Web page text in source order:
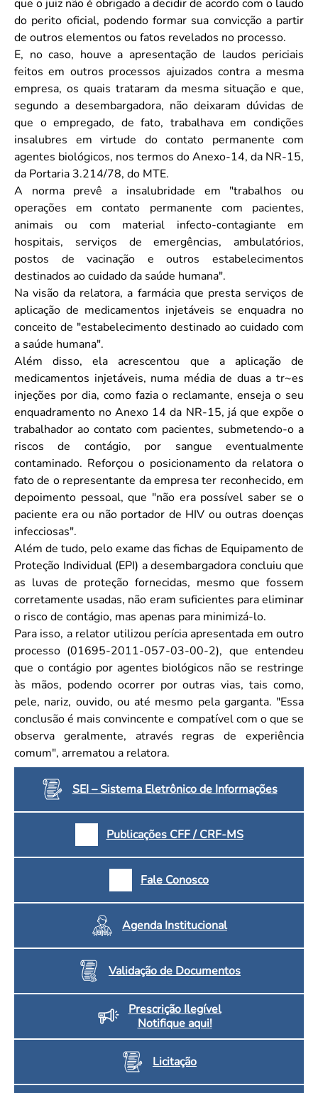
que o juiz não é obrigado a decidir de acordo com o laudo
do perito oficial, podendo formar sua convicção a partir
de outros elementos ou fatos revelados no processo.
E, no caso, houve a apresentação de laudos periciais
feitos em outros processos ajuizados contra a mesma
empresa, os quais trataram da mesma situação e que,
segundo a desembargadora, não deixaram dúvidas de
que o empregado, de fato, trabalhava em condições
insalubres em virtude do contato permanente com
agentes biológicos, nos termos do Anexo-14, da NR-15,
da Portaria 3.214/78, do MTE.
A norma prevê a insalubridade em "trabalhos ou
operações em contato permanente com pacientes,
animais ou com material infecto-contagiante em
hospitais, serviços de emergências, ambulatórios,
postos de vacinação e outros estabelecimentos
destinados ao cuidado da saúde humana".
Na visão da relatora, a farmácia que presta serviços de
aplicação de medicamentos injetáveis se enquadra no
conceito de "estabelecimento destinado ao cuidado com
a saúde humana".
Além disso, ela acrescentou que a aplicação de
medicamentos injetáveis, numa média de duas a tr~es
injeções por dia, como fazia o reclamante, enseja o seu
enquadramento no Anexo 14 da NR-15, já que expõe o
trabalhador ao contato com pacientes, submetendo-o a
riscos de contágio, por sangue eventualmente
contaminado. Reforçou o posicionamento da relatora o
fato de o representante da empresa ter reconhecido, em
depoimento pessoal, que "não era possível saber se o
paciente era ou não portador de HIV ou outras doenças
infecciosas".
Além de tudo, pelo exame das fichas de Equipamento de
Proteção Individual (EPI) a desembargadora concluiu que
as luvas de proteção fornecidas, mesmo que fossem
corretamente usadas, não eram suficientes para eliminar
o risco de contágio, mas apenas para minimizá-lo.
Para isso, a relator utilizou perícia apresentada em outro
processo (01695-2011-057-03-00-2), que entendeu
que o contágio por agentes biológicos não se restringe
às mãos, podendo ocorrer por outras vias, tais como,
pele, nariz, ouvido, ou até mesmo pela garganta. "Essa
conclusão é mais convincente e compatível com o que se
observa geralmente, através regras de experiência
comum", arrematou a relatora.
SEI – Sistema Eletrônico de Informações
Publicações CFF / CRF-MS
Fale Conosco
Agenda Institucional
Validação de Documentos
Prescrição Ilegível
Notifique aqui!
Licitação